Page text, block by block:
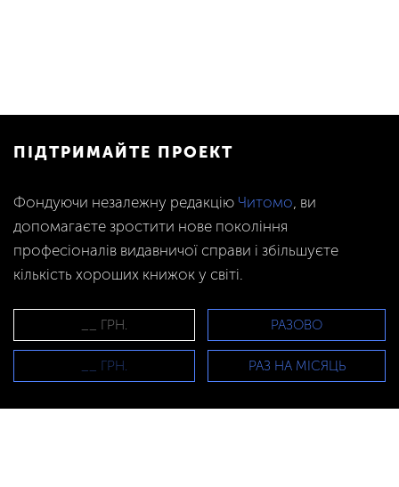
ПІДТРИМАЙТЕ ПРОЕКТ
Фондуючи незалежну редакцію Читомо, ви
допомагаєте зростити нове покоління
професіоналів видавничої справи і збільшуєте
кількість хороших книжок у світі.
РАЗОВО
РАЗ НА МІСЯЦЬ